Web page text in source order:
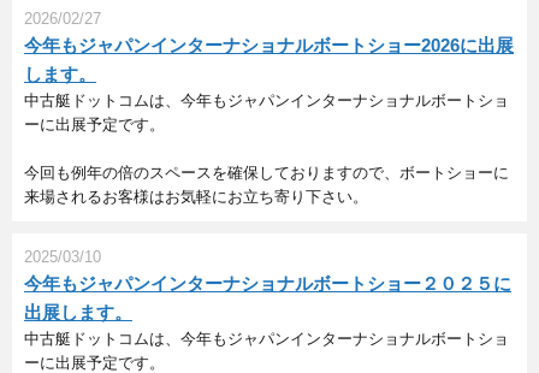
2026/02/27
今年もジャパンインターナショナルボートショー2026に出展
します。
中古艇ドットコムは、今年もジャパンインターナショナルボートショ
ーに出展予定です。
今回も例年の倍のスペースを確保しておりますので、ボートショーに
来場されるお客様はお気軽にお立ち寄り下さい。
2025/03/10
今年もジャパンインターナショナルボートショー２０２５に
出展します。
中古艇ドットコムは、今年もジャパンインターナショナルボートショ
ーに出展予定です。